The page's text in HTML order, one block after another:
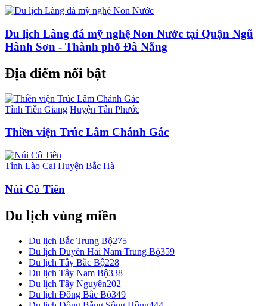
Du lịch Làng đá mỹ nghệ Non Nước tại Quận Ngũ
Hành Sơn - Thành phố Đà Nẵng
Địa điểm nổi bật
Tỉnh Tiền Giang Huyện Tân Phước
Thiền viện Trúc Lâm Chánh Gác
Tỉnh Lào Cai Huyện Bắc Hà
Núi Cô Tiên
Du lịch vùng miền
Du lịch Bắc Trung Bộ275
Du lịch Duyên Hải Nam Trung Bộ359
Du lịch Tây Bắc Bộ228
Du lịch Tây Nam Bộ338
Du lịch Tây Nguyên202
Du lịch Đông Bắc Bộ349